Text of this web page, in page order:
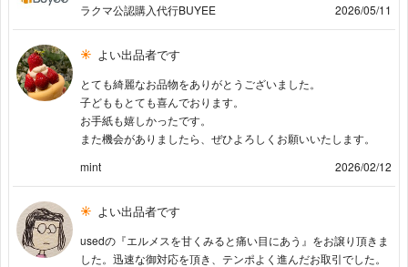
ラクマ公認購入代行BUYEE 2026/05/11
よい出品者です
とても綺麗なお品物をありがとうございました。
子どももとても喜んでおります。
お手紙も嬉しかったです。
また機会がありましたら、ぜひよろしくお願いいたします。
mint
2026/02/12
よい出品者です
usedの『エルメスを甘くみると痛い目にあう』をお譲り頂きま
した。迅速な御対応を頂き、テンポよく進んだお取引でした。